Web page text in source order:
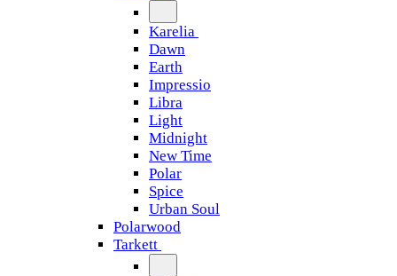
Karelia
Dawn
Earth
Impressio
Libra
Light
Midnight
New Time
Polar
Spice
Urban Soul
Polarwood
Tarkett